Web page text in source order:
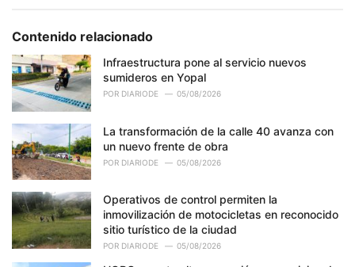
e
s
:
Contenido relacionado
Infraestructura pone al servicio nuevos
sumideros en Yopal
POR DIARIODE 05/08/2026
La transformación de la calle 40 avanza con
un nuevo frente de obra
POR DIARIODE 05/08/2026
Operativos de control permiten la
inmovilización de motocicletas en reconocido
sitio turístico de la ciudad
POR DIARIODE 05/08/2026